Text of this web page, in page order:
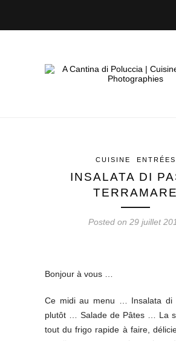
CUISINE ENTRÉES
INSALATA DI
TERRAMARE
Posted on 29 juillet
Bonjour à vous …
Ce midi au menu … Insalata
plutôt … Salade de Pâtes … La
tout du frigo rapide à faire,